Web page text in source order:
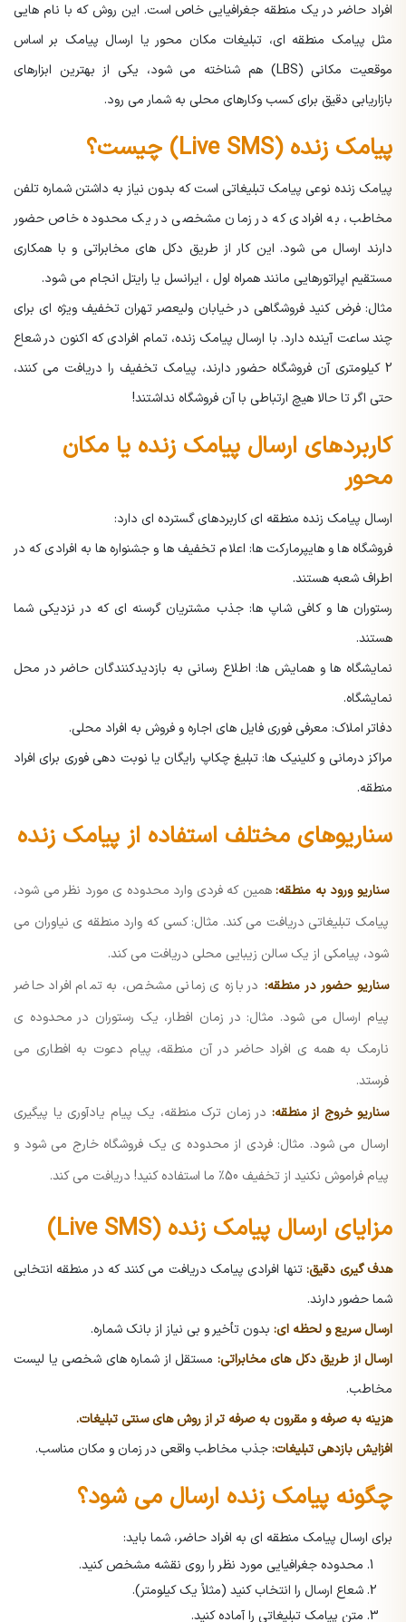
افراد حاضر در یک منطقه جغرافیایی خاص است. این روش که با نام هایی
مثل پیامک منطقه ای، تبلیغات مکان محور یا ارسال پیامک بر اساس
موقعیت مکانی (LBS) هم شناخته می شود، یکی از بهترین ابزارهای
بازاریابی دقیق برای کسب وکارهای محلی به شمار می رود.
پیامک زنده (Live SMS) چیست؟
پیامک زنده نوعی پیامک تبلیغاتی است که بدون نیاز به داشتن شماره تلفن
مخاطب، به افرادی که در زمان مشخصی در یک محدوده خاص حضور
دارند ارسال می شود. این کار از طریق دکل های مخابراتی و با همکاری
مستقیم اپراتورهایی مانند همراه اول ، ایرانسل یا رایتل انجام می شود.
مثال: فرض کنید فروشگاهی در خیابان ولیعصر تهران تخفیف ویژه ای برای
چند ساعت آینده دارد. با ارسال پیامک زنده، تمام افرادی که اکنون در شعاع
2 کیلومتری آن فروشگاه حضور دارند، پیامک تخفیف را دریافت می کنند،
حتی اگر تا حالا هیچ ارتباطی با آن فروشگاه نداشتند!
کاربردهای ارسال پیامک زنده یا مکان
محور
ارسال پیامک زنده منطقه ای کاربردهای گسترده ای دارد:
فروشگاه ها و هایپرمارکت ها: اعلام تخفیف ها و جشنواره ها به افرادی که در
اطراف شعبه هستند.
رستوران ها و کافی شاپ ها: جذب مشتریان گرسنه ای که در نزدیکی شما
هستند.
نمایشگاه ها و همایش ها: اطلاع رسانی به بازدیدکنندگان حاضر در محل
نمایشگاه.
دفاتر املاک: معرفی فوری فایل های اجاره و فروش به افراد محلی.
مراکز درمانی و کلینیک ها: تبلیغ چکاپ رایگان یا نوبت دهی فوری برای افراد
منطقه.
سناریوهای مختلف استفاده از پیامک زنده
سناریو ورود به منطقه:همین که فردی وارد محدوده ی مورد نظر می شود،
پیامک تبلیغاتی دریافت می کند. مثال: کسی که وارد منطقه ی نیاوران می
شود، پیامکی از یک سالن زیبایی محلی دریافت می کند.
سناریو حضور در منطقه: در بازه ی زمانی مشخص، به تمام افراد حاضر
پیام ارسال می شود. مثال: در زمان افطار، یک رستوران در محدوده ی
نارمک به همه ی افراد حاضر در آن منطقه، پیام دعوت به افطاری می
فرستد.
سناریو خروج از منطقه: در زمان ترک منطقه، یک پیام یادآوری یا پیگیری
ارسال می شود. مثال: فردی از محدوده ی یک فروشگاه خارج می شود و
پیام فراموش نکنید از تخفیف 50٪ ما استفاده کنید! دریافت می کند.
مزایای ارسال پیامک زنده (Live SMS)
هدف گیری دقیق:تنها افرادی پیامک دریافت می کنند که در منطقه انتخابی
شما حضور دارند.
ارسال سریع و لحظه ای: بدون تأخیر و بی نیاز از بانک شماره.
ارسال از طریق دکل های مخابراتی: مستقل از شماره های شخصی یا لیست
مخاطب.
هزینه به صرفه و مقرون به صرفه تر از روش های سنتی تبلیغات.
افزایش بازدهی تبلیغات:جذب مخاطب واقعی در زمان و مکان مناسب.
چگونه پیامک زنده ارسال می شود؟
برای ارسال پیامک منطقه ای به افراد حاضر، شما باید:
محدوده جغرافیایی مورد نظر را روی نقشه مشخص کنید.
شعاع ارسال را انتخاب کنید (مثلاً یک کیلومتر).
متن پیامک تبلیغاتی را آماده کنید.